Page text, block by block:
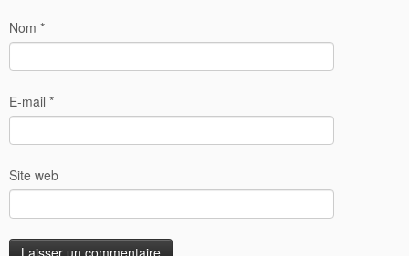
Nom *
E-mail *
Site web